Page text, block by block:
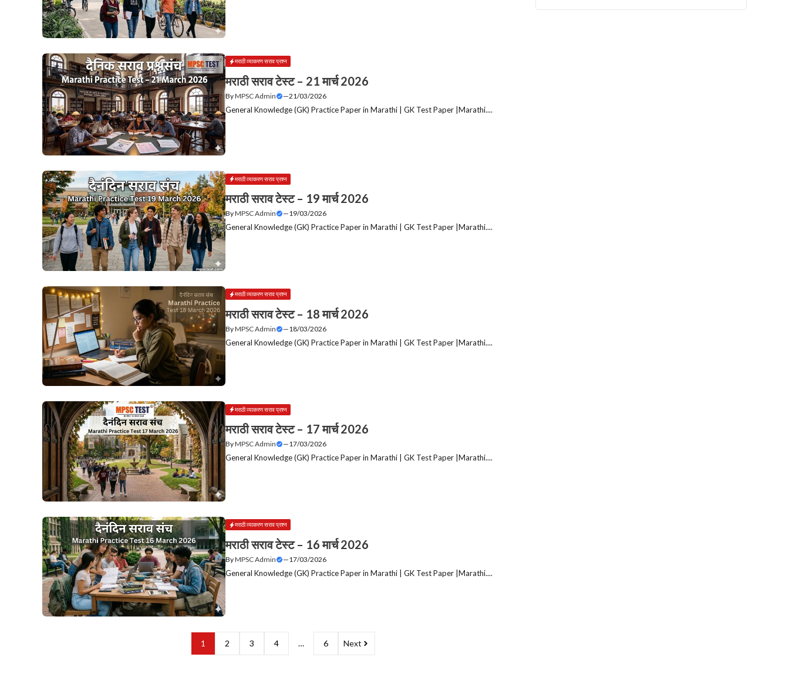
मराठी व्याकरण सराव प्रश्न
मराठी सराव टेस्ट – 21 मार्च 2026
ByMPSC Admin —21/03/2026
General Knowledge (GK) Practice Paper in Marathi | GK Test Paper |Marathi....
मराठी व्याकरण सराव प्रश्न
मराठी सराव टेस्ट – 19 मार्च 2026
ByMPSC Admin —19/03/2026
General Knowledge (GK) Practice Paper in Marathi | GK Test Paper |Marathi....
मराठी व्याकरण सराव प्रश्न
मराठी सराव टेस्ट – 18 मार्च 2026
ByMPSC Admin —18/03/2026
General Knowledge (GK) Practice Paper in Marathi | GK Test Paper |Marathi....
मराठी व्याकरण सराव प्रश्न
मराठी सराव टेस्ट – 17 मार्च 2026
ByMPSC Admin —17/03/2026
General Knowledge (GK) Practice Paper in Marathi | GK Test Paper |Marathi....
मराठी व्याकरण सराव प्रश्न
मराठी सराव टेस्ट – 16 मार्च 2026
ByMPSC Admin —17/03/2026
General Knowledge (GK) Practice Paper in Marathi | GK Test Paper |Marathi....
1 2 3 4 … 6 Next